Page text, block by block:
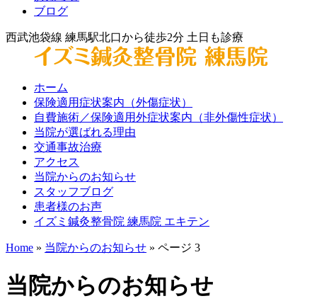
ブログ
西武池袋線 練馬駅北口から徒歩2分 土日も診療
ホーム
保険適用症状案内（外傷症状）
自費施術／保険適用外症状案内（非外傷性症状）
当院が選ばれる理由
交通事故治療
アクセス
当院からのお知らせ
スタッフブログ
患者様のお声
イズミ鍼灸整骨院 練馬院 エキテン
Home » 当院からのお知らせ » ページ 3
当院からのお知らせ